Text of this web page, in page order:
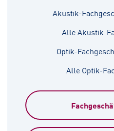
Akustik-
Alle Akustik-
Optik-
Alle Optik-